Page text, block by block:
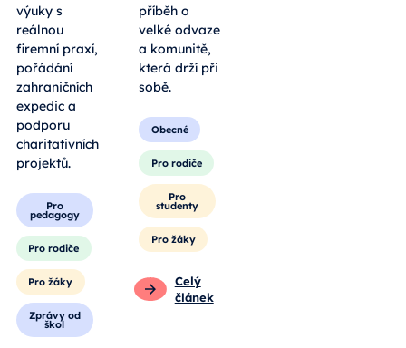
výuky s
reálnou
firemní praxí,
pořádání
zahraničních
expedic a
podporu
charitativních
projektů.
Pro
pedagogy
Pro rodiče
Pro žáky
Zprávy od
škol
příběh o
velké odvaze
a komunitě,
která drží při
sobě.
Obecné
Pro rodiče
Pro
studenty
Pro žáky
Celý
článek